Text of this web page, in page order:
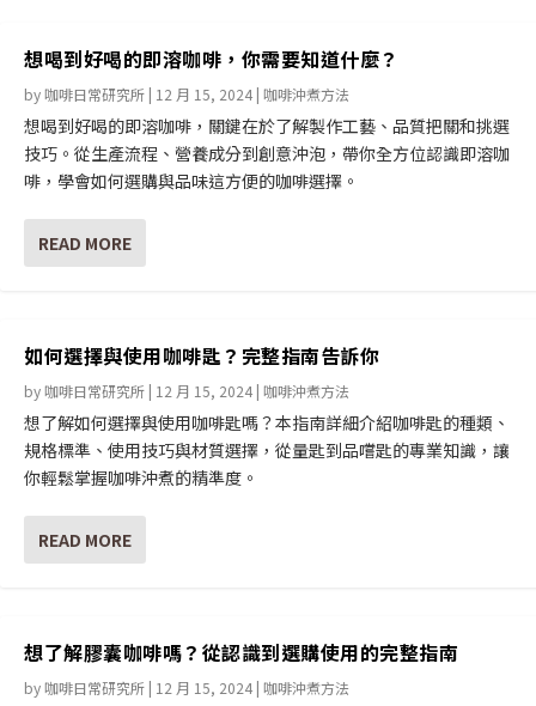
想喝到好喝的即溶咖啡，你需要知道什麼？
by咖啡日常研究所 | 12 月 15, 2024 | 咖啡沖煮方法
想喝到好喝的即溶咖啡，關鍵在於了解製作工藝、品質把關和挑選
技巧。從生產流程、營養成分到創意沖泡，帶你全方位認識即溶咖
啡，學會如何選購與品味這方便的咖啡選擇。
READ MORE
如何選擇與使用咖啡匙？完整指南告訴你
by咖啡日常研究所 | 12 月 15, 2024 | 咖啡沖煮方法
想了解如何選擇與使用咖啡匙嗎？本指南詳細介紹咖啡匙的種類、
規格標準、使用技巧與材質選擇，從量匙到品嚐匙的專業知識，讓
你輕鬆掌握咖啡沖煮的精準度。
READ MORE
想了解膠囊咖啡嗎？從認識到選購使用的完整指南
by咖啡日常研究所 | 12 月 15, 2024 | 咖啡沖煮方法